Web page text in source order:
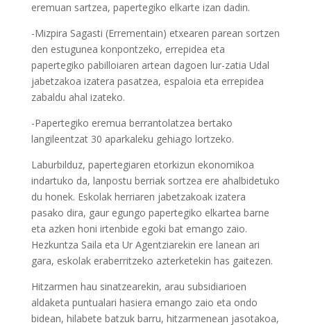
eremuan sartzea, papertegiko elkarte izan dadin.
-Mizpira Sagasti (Errementain) etxearen parean sortzen
den estugunea konpontzeko, errepidea eta
papertegiko pabilloiaren artean dagoen lur-zatia Udal
jabetzakoa izatera pasatzea, espaloia eta errepidea
zabaldu ahal izateko.
-Papertegiko eremua berrantolatzea bertako
langileentzat 30 aparkaleku gehiago lortzeko.
Laburbilduz, papertegiaren etorkizun ekonomikoa
indartuko da, lanpostu berriak sortzea ere ahalbidetuko
du honek. Eskolak herriaren jabetzakoak izatera
pasako dira, gaur egungo papertegiko elkartea barne
eta azken honi irtenbide egoki bat emango zaio.
Hezkuntza Saila eta Ur Agentziarekin ere lanean ari
gara, eskolak eraberritzeko azterketekin has gaitezen.
Hitzarmen hau sinatzearekin, arau subsidiarioen
aldaketa puntualari hasiera emango zaio eta ondo
bidean, hilabete batzuk barru, hitzarmenean jasotakoa,